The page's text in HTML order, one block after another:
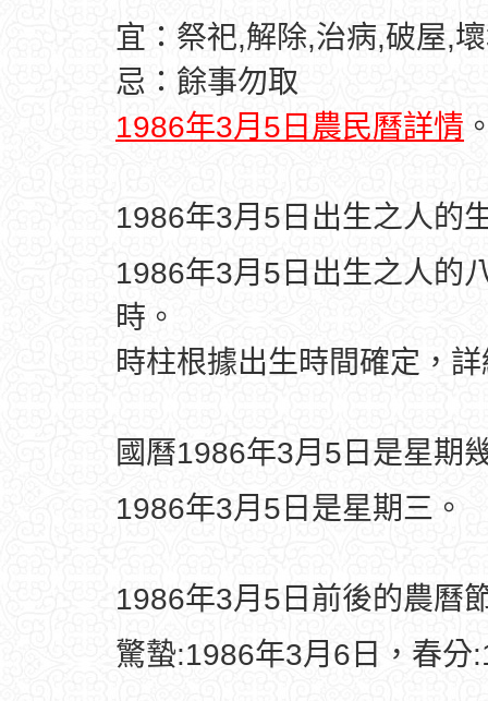
宜：祭祀,解除,治病,破屋,
忌：餘事勿取
1986年3月5日農民曆詳情
1986年3月5日出生之人的
1986年3月5日出生之人的
時。
時柱根據出生時間確定，
國曆1986年3月5日是星期
1986年3月5日是星期三。
1986年3月5日前後的農曆
驚蟄:1986年3月6日，春分